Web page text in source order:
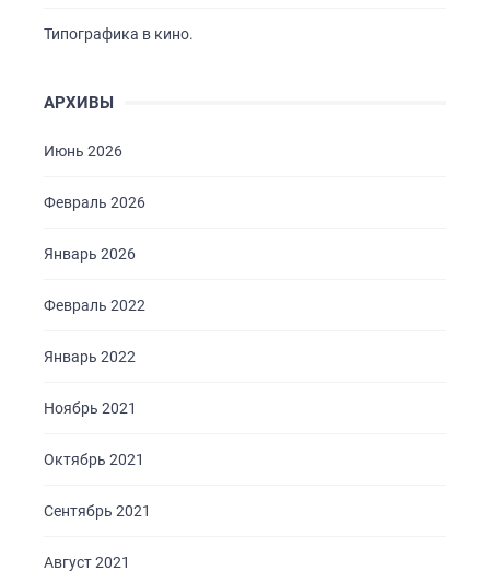
Типографика в кино.
АРХИВЫ
Июнь 2026
Февраль 2026
Январь 2026
Февраль 2022
Январь 2022
Ноябрь 2021
Октябрь 2021
Сентябрь 2021
Август 2021
КАРЬЕРА